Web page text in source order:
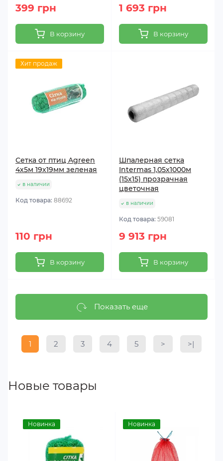
399 грн
В корзину
1 693 грн
В корзину
Хит продаж
Сетка от птиц Agreen
4х5м 19х19мм зеленая
в наличии
Код товара: 88692
110 грн
В корзину
Шпалерная сетка
Intermas 1,05х1000м
(15х15) прозрачная
цветочная
в наличии
Код товара: 59081
9 913 грн
В корзину
Показать еще
1 2 3 4 5 > >|
Новые товары
Новинка Новинка